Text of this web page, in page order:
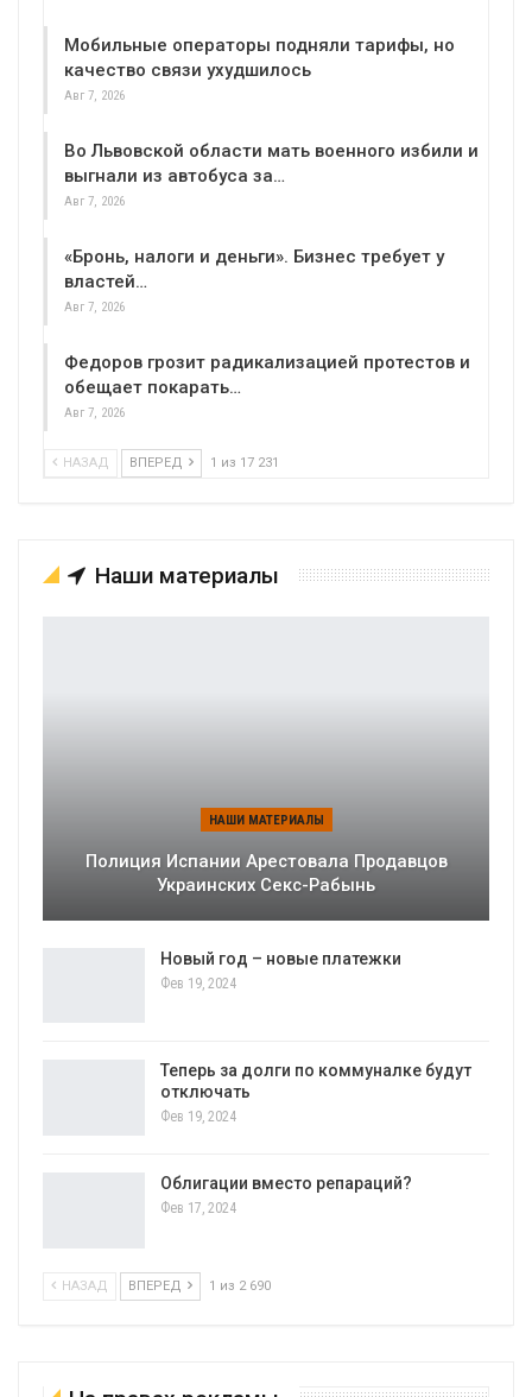
Мобильные операторы подняли тарифы, но
качество связи ухудшилось
Авг 7, 2026
Во Львовской области мать военного избили и
выгнали из автобуса за…
Авг 7, 2026
«Бронь, налоги и деньги». Бизнес требует у
властей…
Авг 7, 2026
Федоров грозит радикализацией протестов и
обещает покарать…
Авг 7, 2026
НАЗАД ВПЕРЕД 1 из 17 231
Наши материалы
НАШИ МАТЕРИАЛЫ
Полиция Испании Арестовала Продавцов
Украинских Секс-Рабынь
Новый год – новые платежки
Фев 19, 2024
Теперь за долги по коммуналке будут
отключать
Фев 19, 2024
Облигации вместо репараций?
Фев 17, 2024
НАЗАД ВПЕРЕД 1 из 2 690